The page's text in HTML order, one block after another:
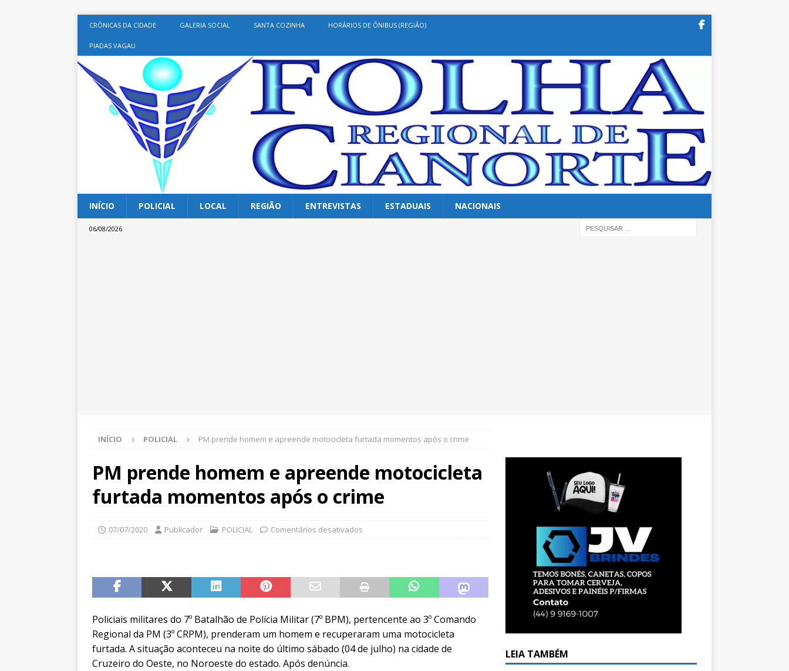
CRÔNICAS DA CIDADE GALERIA SOCIAL SANTA COZINHA HORÁRIOS DE ÔNIBUS (REGIÃO)
PIADAS VAGAU
INÍCIO POLICIAL LOCAL REGIÃO ENTREVISTAS ESTADUAIS NACIONAIS
06/08/2026
INÍCIO POLICIAL PM prende homem e apreende motocicleta furtada momentos após o crime
PM prende homem e apreende motocicleta
furtada momentos após o crime
07/07/2020 Publicador POLICIAL Comentários desativados
Policiais militares do 7º Batalhão de Polícia Militar (7º BPM), pertencente ao 3º Comando
Regional da PM (3º CRPM), prenderam um homem e recuperaram uma motocicleta
furtada. A situação aconteceu na noite do último sábado (04 de julho) na cidade de
Cruzeiro do Oeste, no Noroeste do estado. Após denúncia.
LEIA TAMBÉM